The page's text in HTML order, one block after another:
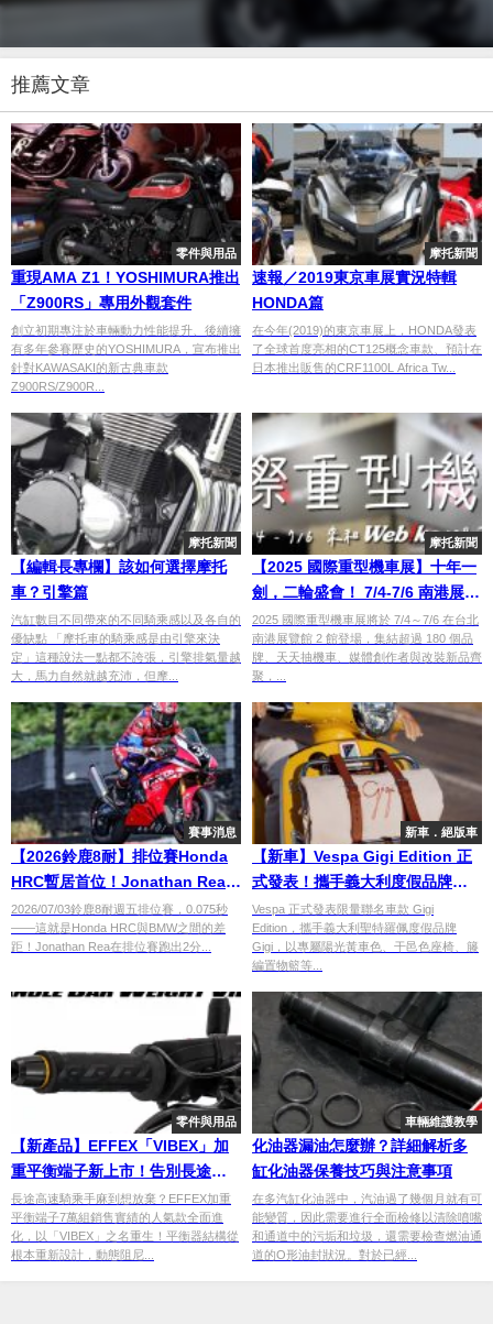
推薦文章
零件與用品
重現AMA Z1！YOSHIMURA推出
「Z900RS」專用外觀套件
創立初期專注於車輛動力性能提升、後續擁
有多年參賽歷史的YOSHIMURA，宣布推出
針對KAWASAKI的新古典車款
Z900RS/Z900R...
摩托新聞
速報／2019東京車展實況特輯
HONDA篇
在今年(2019)的東京車展上，HONDA發表
了全球首度亮相的CT125概念車款、預計在
日本推出販售的CRF1100L Africa Tw...
摩托新聞
【編輯長專欄】該如何選擇摩托
車？引擎篇
汽缸數目不同帶來的不同騎乘感以及各自的
優缺點 「摩托車的騎乘感是由引擎來決
定」這種說法一點都不誇張，引擎排氣量越
大，馬力自然就越充沛，但摩...
摩托新聞
【2025 國際重型機車展】十年一
劍，二輪盛會！ 7/4-7/6 南港展覽
館2館與你相見！
2025 國際重型機車展將於 7/4～7/6 在台北
南港展覽館 2 館登場，集結超過 180 個品
牌、天天抽機車、媒體創作者與改裝新品齊
聚，...
賽事消息
【2026鈴鹿8耐】排位賽Honda
HRC暫居首位！Jonathan Rea 2
分04秒422最速×三支Yamaha車
隊進入前五名
2026/07/03鈴鹿8耐週五排位賽，0.075秒
——這就是Honda HRC與BMW之間的差
距！Jonathan Rea在排位賽跑出2分...
新車．絕版車
【新車】Vespa Gigi Edition 正
式發表！攜手義大利度假品牌打
造限量聯名特仕車
Vespa 正式發表限量聯名車款 Gigi
Edition，攜手義大利聖特羅佩度假品牌
Gigi，以專屬陽光黃車色、干邑色座椅、籐
編置物籃等...
零件與用品
【新產品】EFFEX「VIBEX」加
重平衡端子新上市！告別長途手
麻困擾×GT 250g強效減震×ST
102g輕量操控×7色點綴
長途高速騎乘手麻到想放棄？EFFEX加重
平衡端子7萬組銷售實績的人氣款全面進
化，以「VIBEX」之名重生！平衡器結構從
根本重新設計，動態阻尼...
車輛維護教學
化油器漏油怎麼辦？詳細解析多
缸化油器保養技巧與注意事項
在多汽缸化油器中，汽油過了幾個月就有可
能變質，因此需要進行全面檢修以清除噴嘴
和通道中的污垢和垃圾，還需要檢查燃油通
道的O形油封狀況。對於已經...